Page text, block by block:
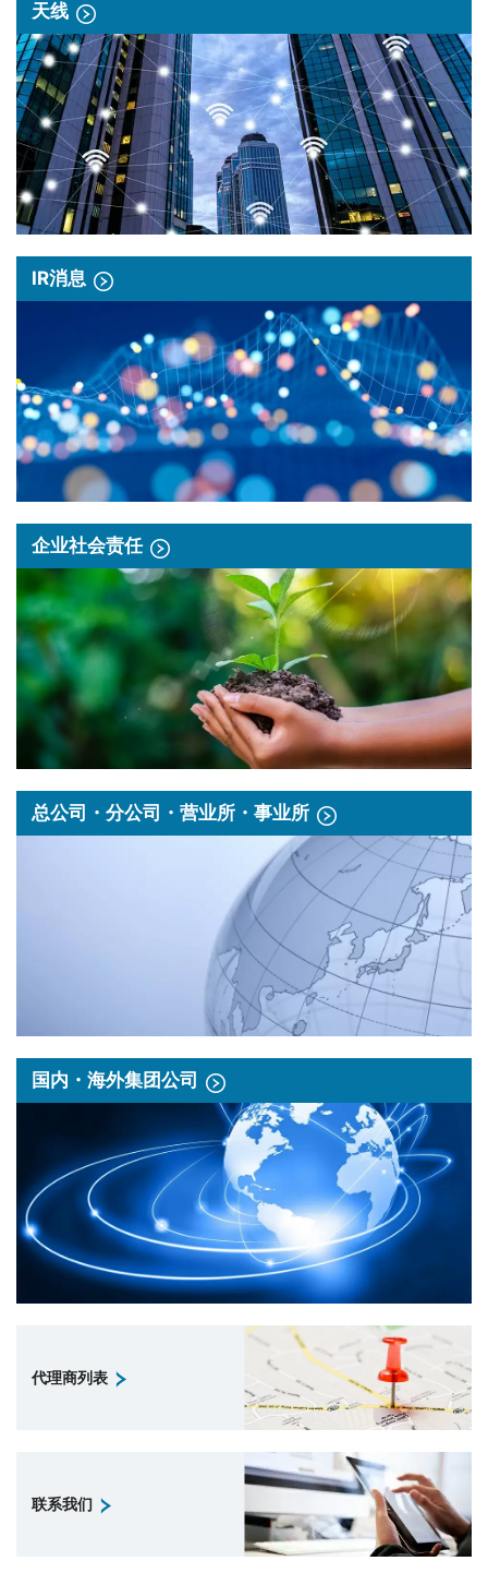
天线
IR消息
企业社会责任
总公司・分公司・营业所・事业所
国内・海外集团公司
代理商列表
联系我们